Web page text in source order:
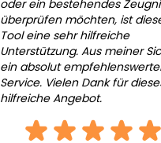
oder ein bestehendes
überprüfen möchten, ist
Tool eine sehr hilfreiche
Unterstützung. Aus meiner
ein absolut
Service. Vielen Dank für
hilfreiche Angebot.